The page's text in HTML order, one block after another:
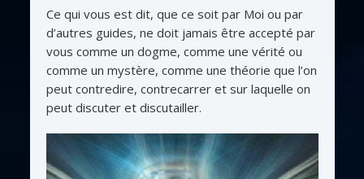
Ce qui vous est dit, que ce soit par Moi ou par
d’autres guides, ne doit jamais être accepté par
vous comme un dogme, comme une vérité ou
comme un mystère, comme une théorie que l’on
peut contredire, contrecarrer et sur laquelle on
peut discuter et discutailler.